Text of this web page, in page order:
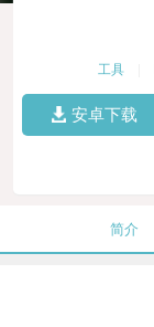
工具
安卓下载
简介